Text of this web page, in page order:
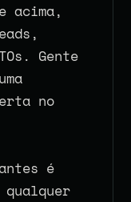
acima,
Gente
no
é